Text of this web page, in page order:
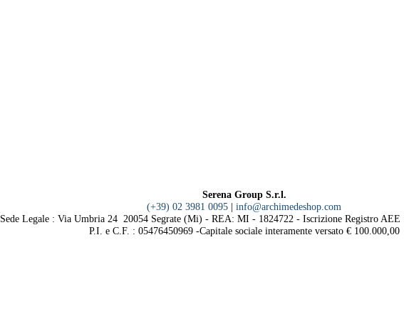
Serena Group S.r.l.
(+39) 02 3981 0095 |info@archimedeshop.com
Sede Legale : Via Umbria 24 20054 Segrate (Mi) - REA: MI - 1824722 - Iscrizione Registro AEE
P.I. e C.F. : 05476450969 -Capitale sociale interamente versato € 100.000,00